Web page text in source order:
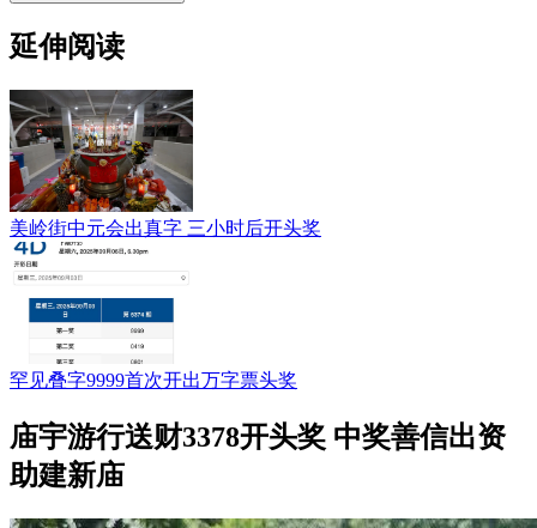
延伸阅读
美岭街中元会出真字 三小时后开头奖
罕见叠字9999首次开出万字票头奖
庙宇游行送财3378开头奖 中奖善信出资
助建新庙